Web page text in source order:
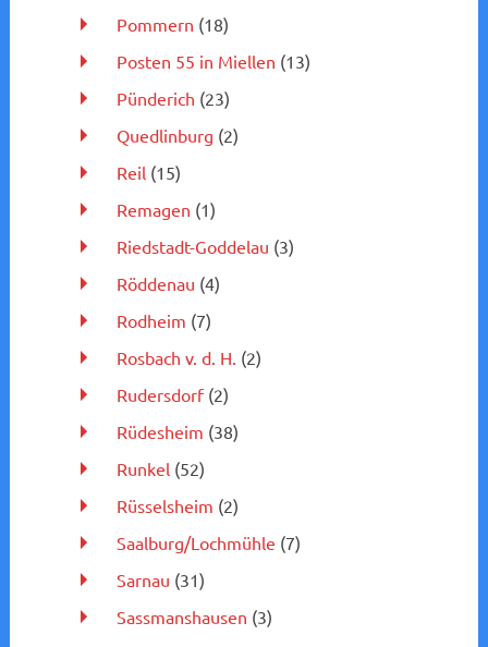
Pommern (18)
Posten 55 in Miellen (13)
Pünderich (23)
Quedlinburg (2)
Reil(15)
Remagen (1)
Riedstadt-Goddelau (3)
Röddenau (4)
Rodheim (7)
Rosbach v. d. H. (2)
Rudersdorf(2)
Rüdesheim (38)
Runkel(52)
Rüsselsheim (2)
Saalburg/Lochmühle (7)
Sarnau (31)
Sassmanshausen (3)